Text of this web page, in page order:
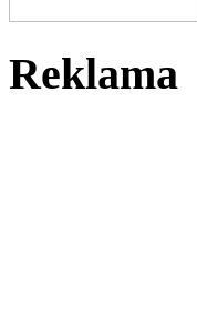
Reklama